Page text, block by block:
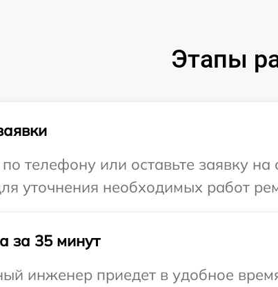
Этапы
телефону или оставьте заявку
уточнения необходимых работ
за 35 минут
инженер приедет в удобное